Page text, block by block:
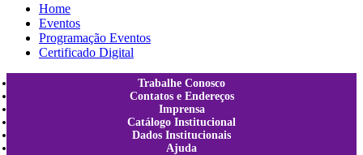
Home
Eventos
Programação Eventos
Certificado Digital
Trabalhe Conosco
Contatos e Endereços
Imprensa
Catálogo Institucional
Dados Institucionais
Ajuda